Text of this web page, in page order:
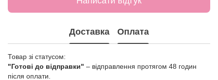
Доставка Оплата
Товар зі статусом:
"Готові до відправки" – відправлення протягом 48 годин
після оплати.